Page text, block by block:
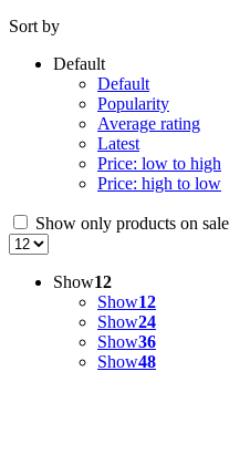
Sort by
Default
Default
Popularity
Average rating
Latest
Price: low to high
Price: high to low
Show only products on sale
Show12
Show12
Show24
Show36
Show48